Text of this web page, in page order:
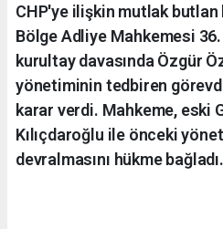
CHP'ye ilişkin mutlak butlan
Bölge Adliye Mahkemesi
kurultay davasında Özgür
yönetiminin tedbiren
karar verdi. Mahkeme, eski
Kılıçdaroğlu ile önceki
devralmasını hükme bağladı.